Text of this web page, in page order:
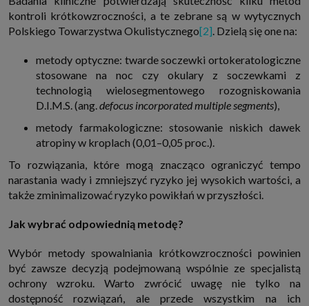
kontroli krótkowzroczności, a te zebrane są w wytycznych
Polskiego Towarzystwa Okulistycznego[2]. Dzielą się one na:
metody optyczne: twarde soczewki ortokeratologiczne
stosowane na noc czy okulary z soczewkami z
technologią wielosegmentowego rozogniskowania
D.I.M.S. (ang.defocus incorporated multiple segments),
metody farmakologiczne: stosowanie niskich dawek
atropiny w kroplach (0,01–0,05 proc.).
To rozwiązania, które mogą znacząco ograniczyć tempo
narastania wady i zmniejszyć ryzyko jej wysokich wartości, a
także zminimalizować ryzyko powikłań w przyszłości.
Jak wybrać odpowiednią metodę?
Wybór metody spowalniania krótkowzroczności powinien
być zawsze decyzją podejmowaną wspólnie ze specjalistą
ochrony wzroku. Warto zwrócić uwagę nie tylko na
dostępność rozwiązań, ale przede wszystkim na ich